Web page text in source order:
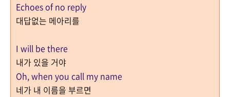
Echoes of no reply
대답없는 메아리를
I will be there
내가 있을 거야
Oh, when you call my name
네가 내 이름을 부르면